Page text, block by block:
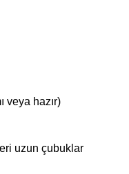
veya hazır)
uzun çubuklar